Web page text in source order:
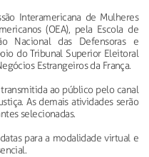
Interamericana de Mulheres
(OEA), pela Escola de
Nacional das Defensoras e
do Tribunal Superior Eleitoral
Estrangeiros da França.
ao público pelo canal
As demais atividades serão
selecionadas.
para a modalidade virtual e